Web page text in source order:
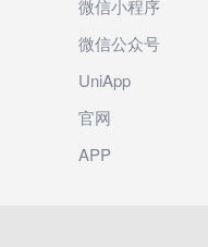
微信小程序
微信公众号
UniApp
官网
APP